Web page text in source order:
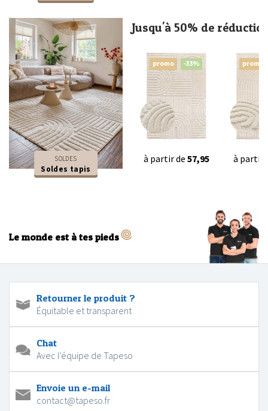
SOLDES
Soldes tapis
Jusqu'à 50% de
promo -33%
à partir de 57,95
promo
à partir
Le monde est à tes pieds
Retourner le produit ?
Équitable et transparent
Chat
Avec l'équipe de Tapeso
Envoie un e-mail
contact@tapeso.fr